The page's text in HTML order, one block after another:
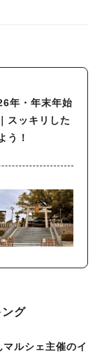
年・年末年始
スッキリした
う！
グ
マルシェ主催のイ